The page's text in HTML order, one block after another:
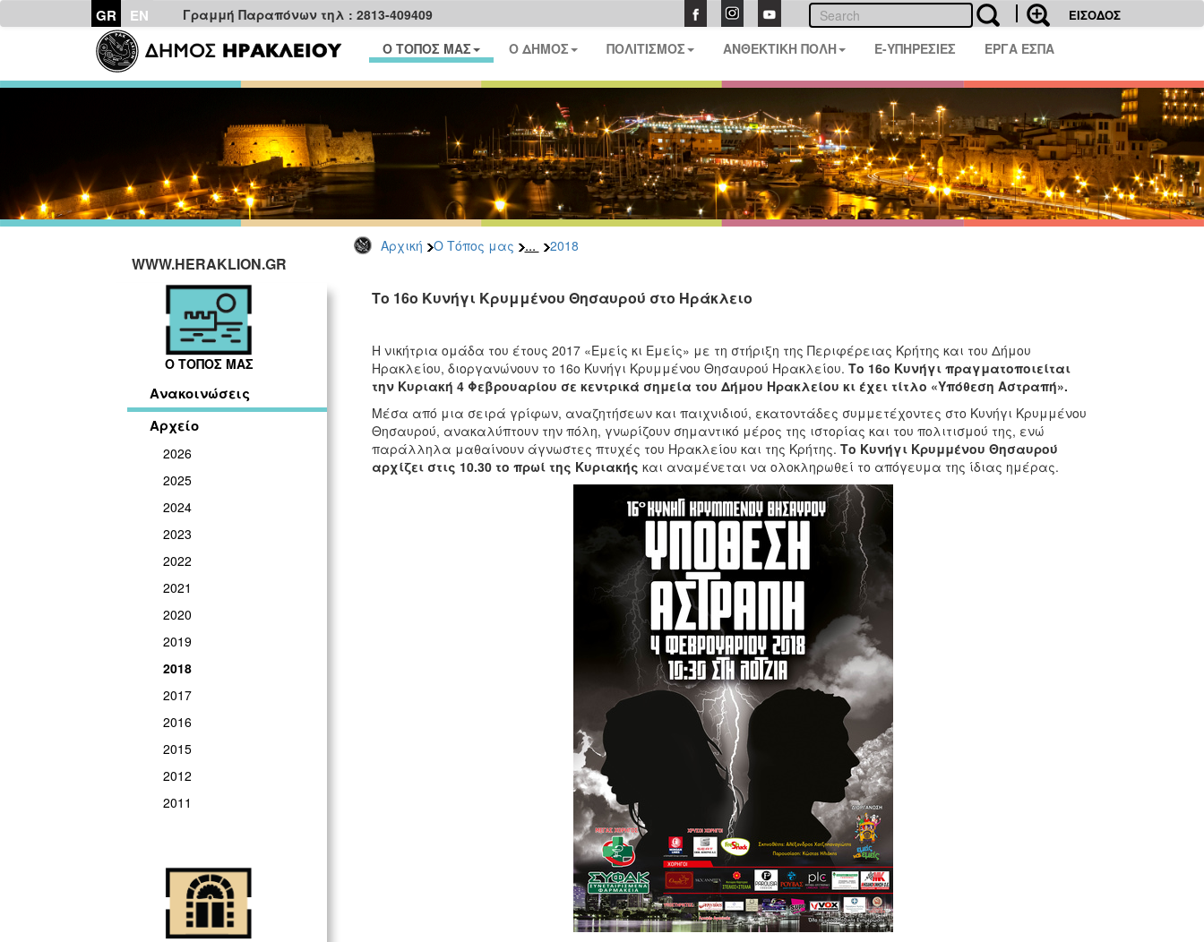
GR EN Γραμμή Παραπόνων τηλ : 2813-409409 ΕΙΣΟΔΟΣ
Ο ΤΟΠΟΣ ΜΑΣ Ο ΔΗΜΟΣ ΠΟΛΙΤΙΣΜΟΣ ΑΝΘΕΚΤΙΚΗ ΠΟΛΗ E-ΥΠΗΡΕΣΙΕΣ ΕΡΓΑ ΕΣΠΑ
Αρχική Ο Τόπος μας ... 2018
WWW.HERAKLION.GR
Ο ΤΟΠΟΣ ΜΑΣ
Ανακοινώσεις
Αρχείο
2026
2025
2024
2023
2022
2021
2020
2019
2018
2017
2016
2015
2012
2011
Το 16ο Κυνήγι Κρυμμένου Θησαυρού στο Ηράκλειο
Η νικήτρια ομάδα του έτους 2017 «Εμείς κι Εμείς» με τη στήριξη της Περιφέρειας Κρήτης και του Δήμου
Ηρακλείου, διοργανώνουν το 16ο Κυνήγι Κρυμμένου Θησαυρού Ηρακλείου. Το 16ο Κυνήγι πραγματοποιείται
την Κυριακή 4 Φεβρουαρίου σε κεντρικά σημεία του Δήμου Ηρακλείου κι έχει τίτλο «Υπόθεση Αστραπή».
Μέσα από μια σειρά γρίφων, αναζητήσεων και παιχνιδιού, εκατοντάδες συμμετέχοντες στο Κυνήγι Κρυμμένου
Θησαυρού, ανακαλύπτουν την πόλη, γνωρίζουν σημαντικό μέρος της ιστορίας και του πολιτισμού της, ενώ
παράλληλα μαθαίνουν άγνωστες πτυχές του Ηρακλείου και της Κρήτης. Το Κυνήγι Κρυμμένου Θησαυρού
αρχίζει στις 10.30 το πρωί της Κυριακής και αναμένεται να ολοκληρωθεί το απόγευμα της ίδιας ημέρας.